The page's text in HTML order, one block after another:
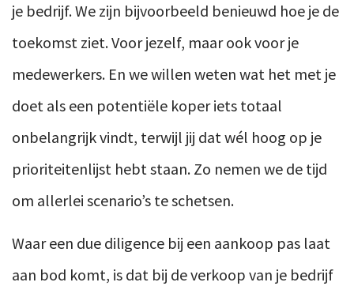
je bedrijf. We zijn bijvoorbeeld benieuwd hoe je de
toekomst ziet. Voor jezelf, maar ook voor je
medewerkers. En we willen weten wat het met je
doet als een potentiële koper iets totaal
onbelangrijk vindt, terwijl jij dat wél hoog op je
prioriteitenlijst hebt staan. Zo nemen we de tijd
om allerlei scenario’s te schetsen.
Waar een due diligence bij een aankoop pas laat
aan bod komt, is dat bij de verkoop van je bedrijf